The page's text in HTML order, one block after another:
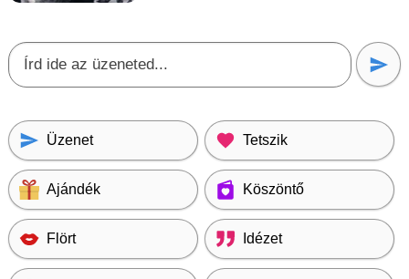
Üzenet Tetszik
Ajándék Köszöntő
Flört Idézet